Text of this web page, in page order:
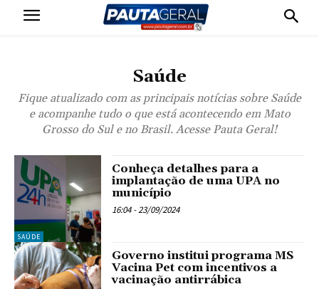
Saúde
Fique atualizado com as principais notícias sobre Saúde
e acompanhe tudo o que está acontecendo em Mato
Grosso do Sul e no Brasil. Acesse Pauta Geral!
SAÚDE
Conheça detalhes para a
implantação de uma UPA no
município
16:04 - 23/09/2024
Governo institui programa MS
Vacina Pet com incentivos a
vacinação antirrábica